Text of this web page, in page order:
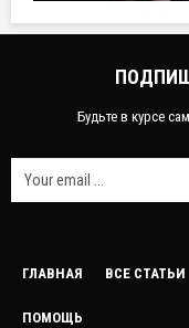
Будьте в курсе
ГЛАВНАЯ ВСЕ СТАТЬИ
ПОМОЩЬ